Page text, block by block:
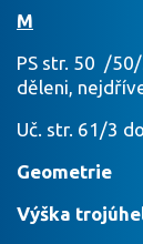
M
PS str. 50 /50/
děleni,
Uč. str. 61/3
Geometrie
Výška